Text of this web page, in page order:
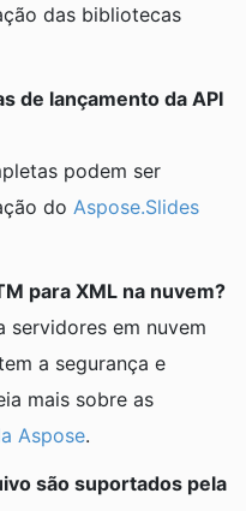
das bibliotecas
de lançamento da API
podem ser
do Aspose.Slides
para XML na nuvem?
servidores em nuvem
a segurança e
mais sobre as
Aspose.
são suportados pela